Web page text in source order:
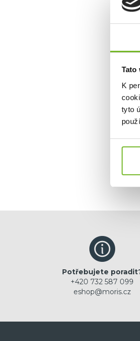
Tato
K
tyto
Potřebujete
+420 732 587 099
eshop@moris.cz